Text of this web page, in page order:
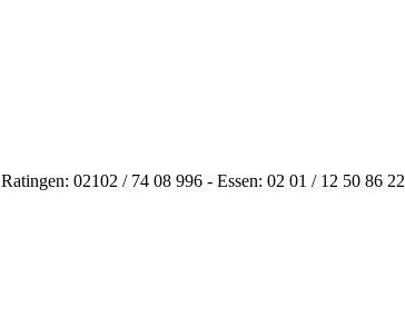
Ratingen: 02102 / 74 08 996 - Essen: 02 01 / 12 50 86 22